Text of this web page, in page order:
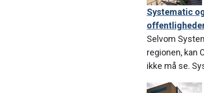
Systematic
Selvom
regionen, kan
ikke må se.